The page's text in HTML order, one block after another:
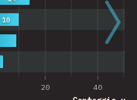
20 40
10